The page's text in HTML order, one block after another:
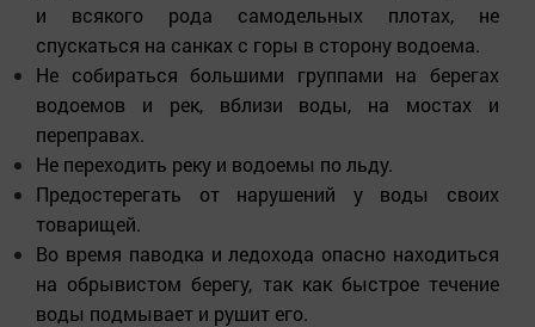
и всякого рода самодельных плотах, не
спускаться на санках с горы в сторону водоема.
Не собираться большими группами на берегах
водоемов и рек, вблизи воды, на мостах и
переправах.
Не переходить реку и водоемы по льду.
Предостерегать от нарушений у воды своих
товарищей.
Во время паводка и ледохода опасно находиться
на обрывистом берегу, так как быстрое течение
воды подмывает и рушит его.